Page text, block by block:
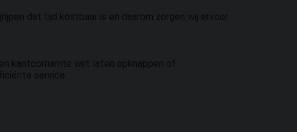
dat tijd kostbaar is en daarom zorgen wij ervoor
kantoorruimte wilt laten opknappen of
service.